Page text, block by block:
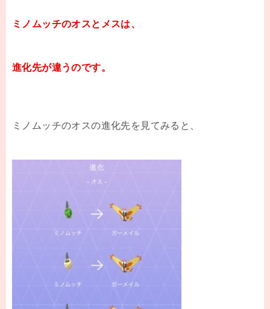
ミノムッチのオスとメスは、
進化先が違うのです。
ミノムッチのオスの進化先を見てみると、